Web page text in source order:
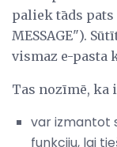
paliek tāds pats
MESSAGE").
vismaz e-pasta
Tas nozīmē, ka
var izmantot
funkciju, lai